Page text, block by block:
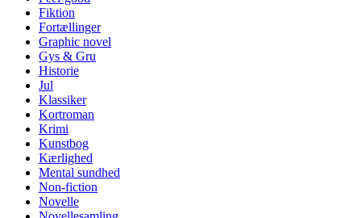
Fiktion
Fortællinger
Graphic novel
Gys & Gru
Historie
Jul
Klassiker
Kortroman
Krimi
Kunstbog
Kærlighed
Mental sundhed
Non-fiction
Novelle